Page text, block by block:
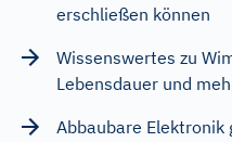
erschließen können
Wissenswertes zu
Lebensdauer und
Abbaubare Elektronik